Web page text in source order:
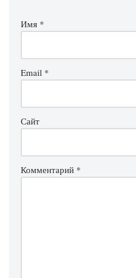
Имя *
Email *
Сайт
Комментарий *